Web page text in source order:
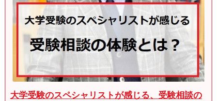
大学受験のスペシャリストが感じる、受験相談の